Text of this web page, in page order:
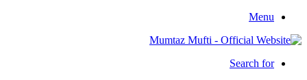
Menu
Search for